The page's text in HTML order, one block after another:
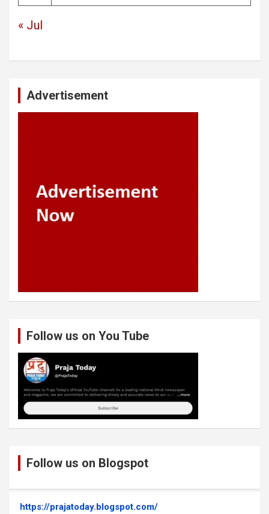
« Jul
Advertisement
Follow us on You Tube
Follow us on Blogspot
https://prajatoday.blogspot.com/